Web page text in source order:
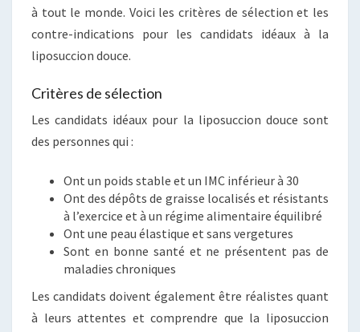
à tout le monde. Voici les critères de sélection et les
contre-indications pour les candidats idéaux à la
liposuccion douce.
Critères de sélection
Les candidats idéaux pour la liposuccion douce sont
des personnes qui :
Ont un poids stable et un IMC inférieur à 30
Ont des dépôts de graisse localisés et résistants
à l’exercice et à un régime alimentaire équilibré
Ont une peau élastique et sans vergetures
Sont en bonne santé et ne présentent pas de
maladies chroniques
Les candidats doivent également être réalistes quant
à leurs attentes et comprendre que la liposuccion